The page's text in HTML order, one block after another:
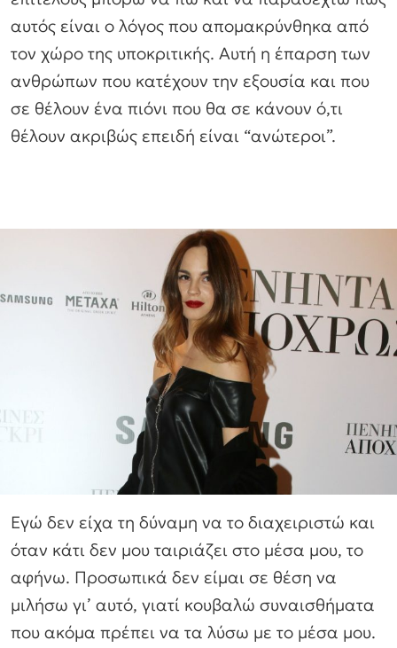
αυτός είναι ο λόγος που απομακρύνθηκα από
τον χώρο της υποκριτικής. Αυτή η έπαρση των
ανθρώπων που κατέχουν την εξουσία και που
σε θέλουν ένα πιόνι που θα σε κάνουν ό,τι
θέλουν ακριβώς επειδή είναι “ανώτεροι”.
Εγώ δεν είχα τη δύναμη να το διαχειριστώ και
όταν κάτι δεν μου ταιριάζει στο μέσα μου, το
αφήνω. Προσωπικά δεν είμαι σε θέση να
μιλήσω γι’ αυτό, γιατί κουβαλώ συναισθήματα
που ακόμα πρέπει να τα λύσω με το μέσα μου.